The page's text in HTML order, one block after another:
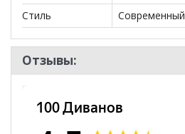
Стиль
Современный
Комната
Прихожая
Пол
Отзывы: